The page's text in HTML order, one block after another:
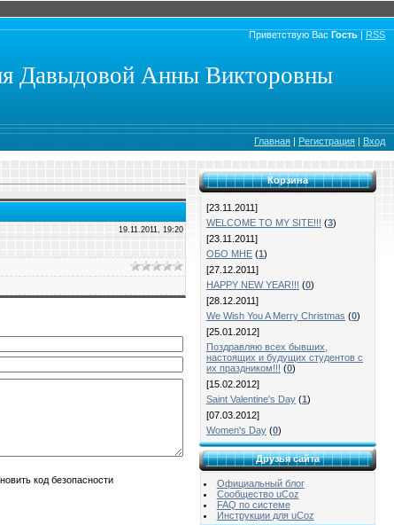
Приветствую Вас Гость | RSS
Давыдовой Анны Викторовны
Главная | Регистрация | Вход
19.11.2011, 19:20
Корзина
[23.11.2011]
WELCOME TO MY SITE!!! (3)
[23.11.2011]
ОБО МНЕ (1)
[27.12.2011]
HAPPY NEW YEAR!!! (0)
[28.12.2011]
We Wish You A Merry Christmas (0)
[25.01.2012]
Поздравляю всех бывших,
настоящих и будущих студентов с
их праздником!!! (0)
[15.02.2012]
Saint Valentine's Day (1)
[07.03.2012]
Women's Day (0)
Друзья сайта
Официальный блог
Сообщество uCoz
FAQ по системе
Инструкции для uCoz